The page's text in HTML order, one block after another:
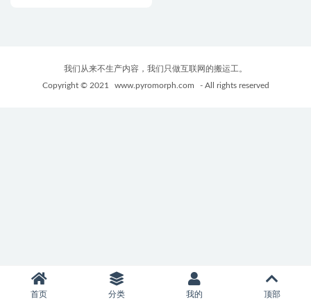
我们从来不生产内容，我们只做互联网的搬运工。
Copyright © 2021
www.pyromorph.com - All rights reserved
首页 分类 我的 顶部